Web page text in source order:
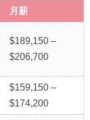
月薪
$189,150 –
$206,700
$159,150 –
$174,200